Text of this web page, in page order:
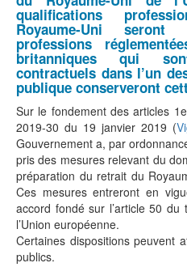
qualifications
Royaume-Uni
professions
britanniques qui
contractuels dans l’un
publique conserveront
Sur le fondement des articles
2019-30 du 19 janvier 2019 (
Gouvernement a, par
pris des mesures relevant du
préparation du retrait du
Ces mesures entreront en
accord fondé sur l’article 50
l’Union européenne.
Certaines dispositions peuvent
publics.